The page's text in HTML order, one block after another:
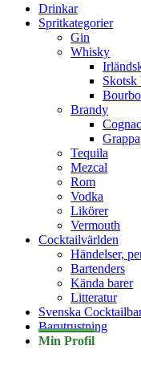
Drinkar
Spritkategorier
Gin
Whisky
Brandy
Cognac
Grappa
Tequila
Mezcal
Rom
Vodka
Likörer
Vermouth
Cocktailvärlden
Händelser,
Bartenders
Kända barer
Litteratur
Svenska
Barutrustning
Min Profil